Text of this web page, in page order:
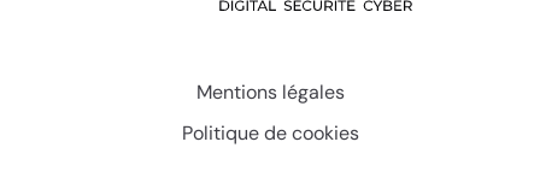
Mentions légales
Politique de cookies